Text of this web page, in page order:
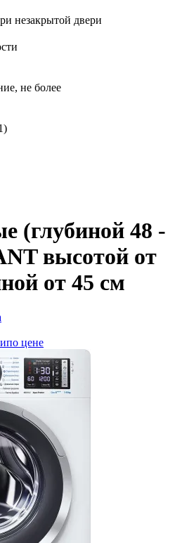
незакрытой двери
не более
)
(глубиной 48 -
высотой от
от 45 см
по цене